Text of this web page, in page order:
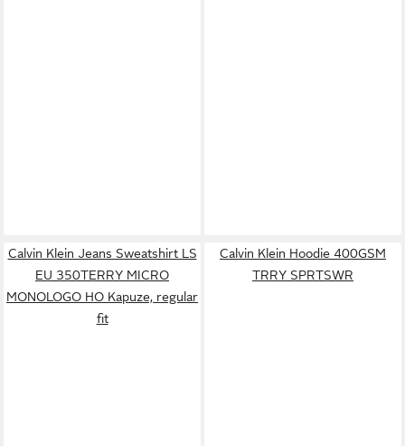
Calvin Klein Jeans Sweatshirt LS
EU 350TERRY MICRO
MONOLOGO HO Kapuze, regular
fit
Calvin Klein Hoodie 400GSM
TRRY SPRTSWR